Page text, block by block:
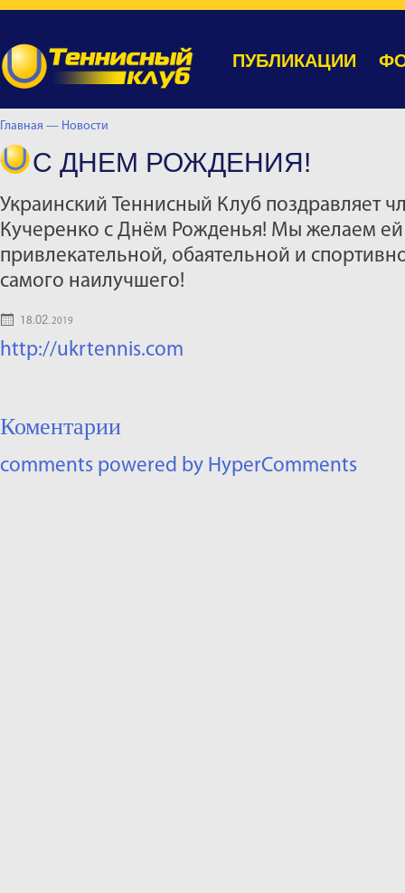
ПУБЛИКАЦИИ
Главная — Новости
С ДНЕМ РОЖДЕНИЯ!
Украинский Теннисный Клуб поздравляет
Кучеренко с Днём Рожденья! Мы желаем ей
привлекательной, обаятельной и
самого наилучшего!
18.02.2019
http://ukrtennis.com
Коментарии
comments powered by HyperComments